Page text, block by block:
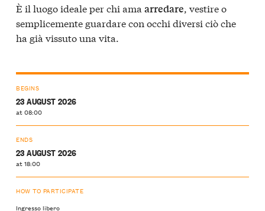
È il luogo ideale per chi ama arredare, vestire o
semplicemente guardare con occhi diversi ciò che
ha già vissuto una vita.
BEGINS
23 AUGUST 2026
at 08:00
ENDS
23 AUGUST 2026
at 18:00
HOW TO PARTICIPATE
Ingresso libero